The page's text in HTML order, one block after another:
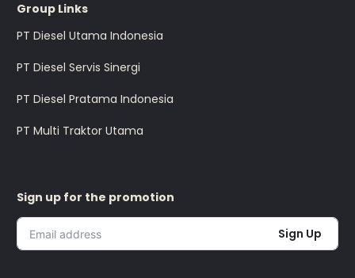
Group Links
PT Diesel Utama Indonesia
PT Diesel Servis Sinergi
PT Diesel Pratama Indonesia
PT Multi Traktor Utama
Sign up for the promotion
Sign Up